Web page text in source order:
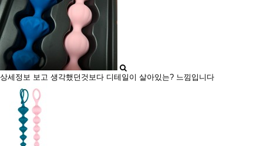
상세정보 보고 생각했던것보다 디테일이 살아있는? 느낌입니다